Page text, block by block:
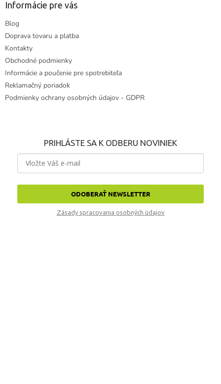
Informácie pre vás
Blog
Doprava tovaru a platba
Kontakty
Obchodné podmienky
Informácie a poučenie pre spotrebiteľa
Reklamačný poriadok
Podmienky ochrany osobných údajov - GDPR
PRIHLÁSTE SA K ODBERU NOVINIEK
ODOBERAŤ NEWSLETTER
Zásady spracovania osobných údajov